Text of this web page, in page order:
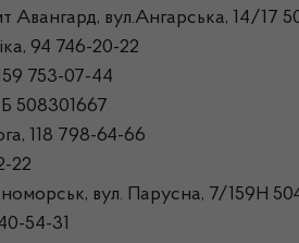
вул.Ангарська, 14/17
94 746-20-22
753-07-44
508301667
118 798-64-66
22
вул. Парусна, 7/159Н
54-31